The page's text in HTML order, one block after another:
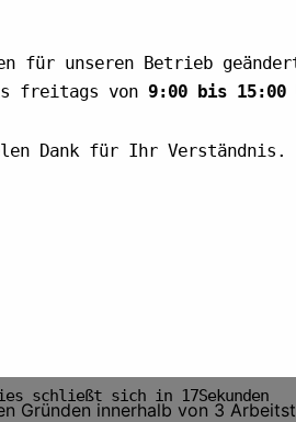
Gründen innerhalb von 3
für unseren Betrieb
freitags von 9:00 bis 15:00
Dank für Ihr Verständnis.
schließt sich in 16Sekunden